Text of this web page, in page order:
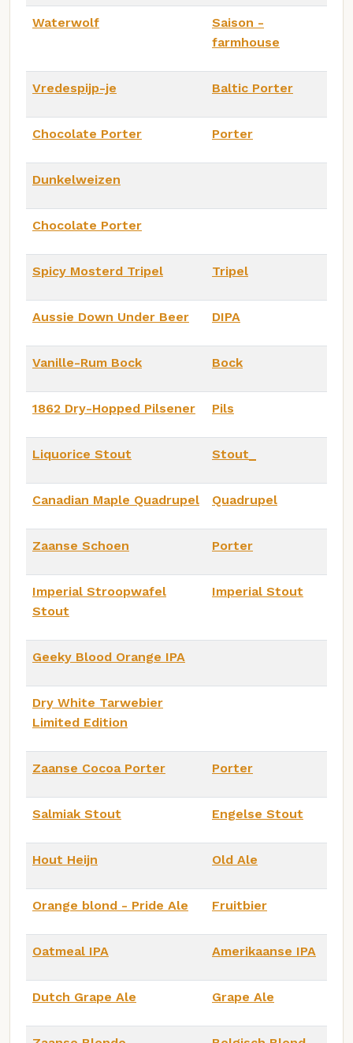
Waterwolf
Saison -
farmhouse
Vredespijp-je Baltic Porter
Chocolate Porter Porter
Dunkelweizen
Chocolate Porter
Spicy Mosterd Tripel Tripel
Aussie Down Under Beer DIPA
Vanille-Rum Bock Bock
1862 Dry-Hopped Pilsener Pils
Liquorice Stout Stout_
Canadian Maple Quadrupel Quadrupel
Zaanse Schoen Porter
Imperial Stroopwafel
Stout
Imperial Stout
Geeky Blood Orange IPA
Dry White Tarwebier
Limited Edition
Zaanse Cocoa Porter Porter
Salmiak Stout Engelse Stout
Hout Heijn Old Ale
Orange blond - Pride Ale Fruitbier
Oatmeal IPA Amerikaanse IPA
Dutch Grape Ale Grape Ale